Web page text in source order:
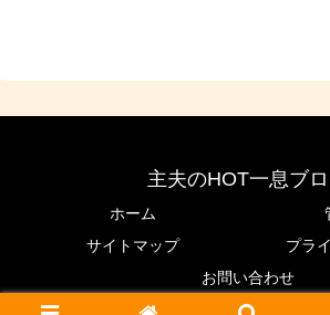
主夫のHOT一息ブ
ホーム
サイトマップ
プラ
お問い合わせ